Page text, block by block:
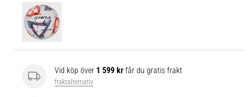
Vid köp över 1 599 kr får du gratis frakt
fraktalternativ